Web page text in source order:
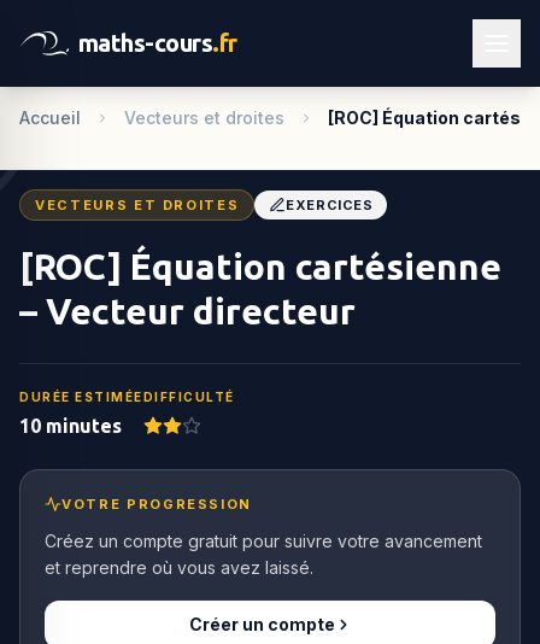
maths-cours.fr
Accueil Vecteurs et droites [ROC] Équation
VECTEURS ET DROITES EXERCICES
[ROC] Équation cartésienne
– Vecteur directeur
DURÉE ESTIMÉE
10 minutes
DIFFICULTÉ
VOTRE PROGRESSION
Créez un compte gratuit pour suivre votre avancement
et reprendre où vous avez laissé.
Créer un compte